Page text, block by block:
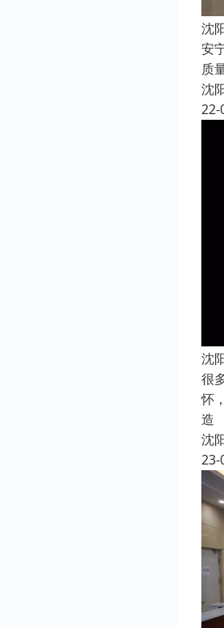
沈
安
质
沈
22-
沈
很
怀
造
沈
23-